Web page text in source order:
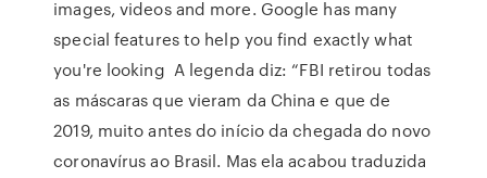
images, videos and more. Google has many
special features to help you find exactly what
you're looking A legenda diz: “FBI retirou todas
as máscaras que vieram da China e que de
2019, muito antes do início da chegada do novo
coronavírus ao Brasil. Mas ela acabou traduzida